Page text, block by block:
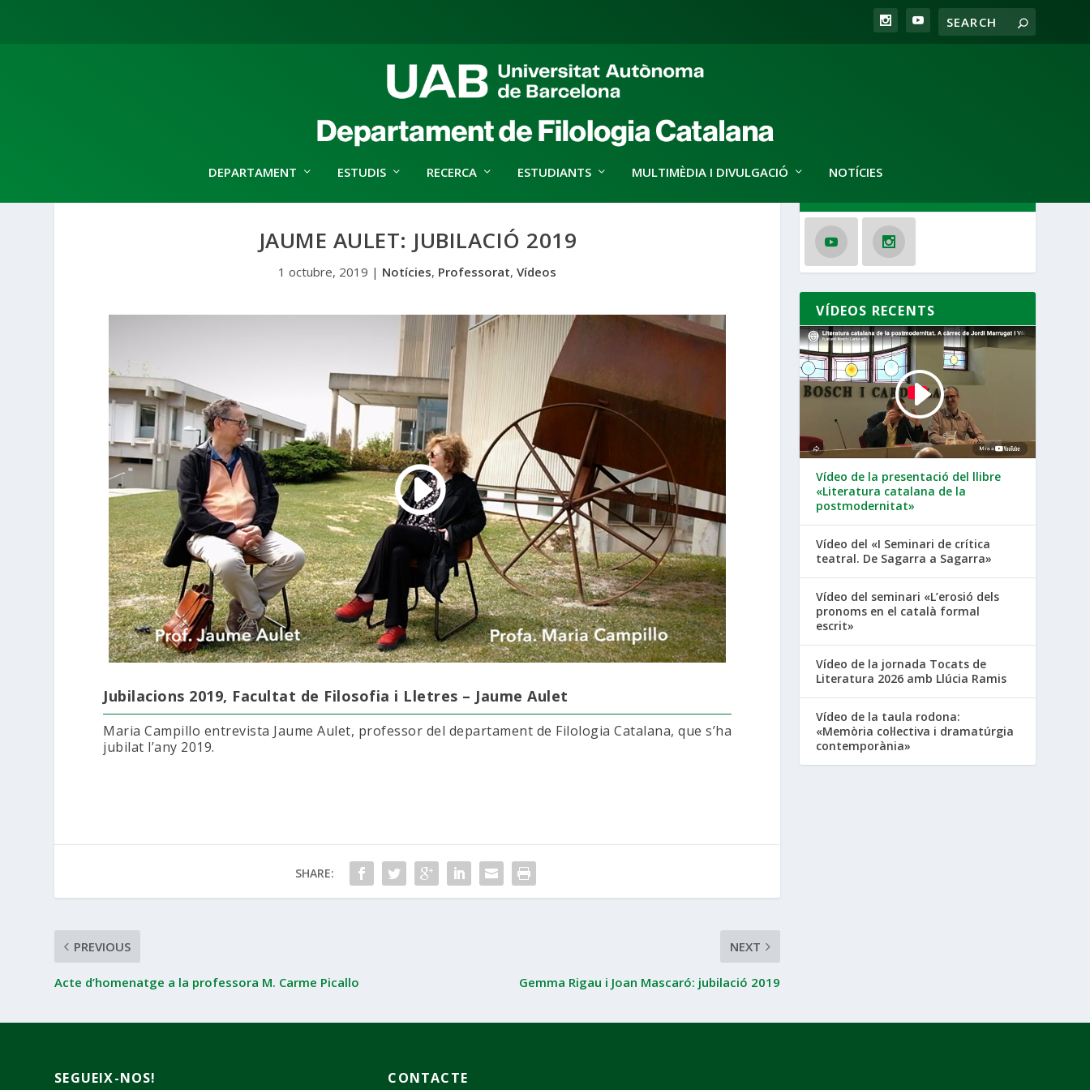
DEPARTAMENT ESTUDIS RECERCA ESTUDIANTS MULTIMÈDIA I DIVULGACIÓ NOTÍCIES
JAUME AULET: JUBILACIÓ 2019
1 octubre, 2019 | Notícies, Professorat,Vídeos
Jubilacions 2019, Facultat de Filosofia i Lletres – Jaume Aulet
Maria Campillo entrevista Jaume Aulet, professor del departament de Filologia Catalana, que s’ha
jubilat l’any 2019.
SHARE:
PREVIOUS
Acte d’homenatge a la professora M. Carme Picallo
NEXT
Gemma Rigau i Joan Mascaró: jubilació 2019
VÍDEOS RECENTS
Vídeo de la presentació del llibre
«Literatura catalana de la
postmodernitat»
Vídeo del «I Seminari de crítica
teatral. De Sagarra a Sagarra»
Vídeo del seminari «L’erosió dels
pronoms en el català formal
escrit»
Vídeo de la jornada Tocats de
Literatura 2026 amb Llúcia Ramis
Vídeo de la taula rodona:
«Memòria col·lectiva i dramatúrgia
contemporània»
SEGUEIX-NOS! CONTACTE